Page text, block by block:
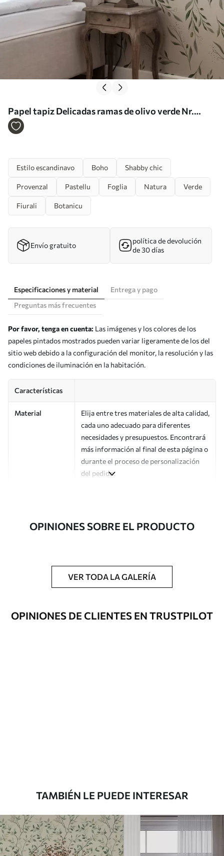
Papel tapiz Delicadas ramas de olivo verde Nr.
a00030
Estilo escandinavo Boho Shabby chic
Provenzal Pastellu Foglia Natura Verde
Fiurali Botanicu
Envío gratuito
política de devolución
de 30 días
Especificaciones y material
Entrega y pago
Preguntas más frecuentes
Por favor, tenga en cuenta: Las imágenes y los colores de los
papeles pintados mostrados pueden variar ligeramente de los del
sitio web debido a la configuración del monitor, la resolución y las
condiciones de iluminación en la habitación.
Características
Material
Elija entre tres materiales de alta calidad,
cada uno adecuado para diferentes
necesidades y presupuestos. Encontrará
más información al final de esta página o
durante el proceso de personalización
del pedido.
artículo
Impreso bajo pedido y entregado en
rollos de hasta 50 cm de ancho.
Opciones
adicionales
Disponible con recubrimiento de barniz
y/o adhesivo para empapelar.
91000
Premium
181666 .67109000.00 $/m²
OPINIONES SOBRE EL PRODUCTO
VER TODA LA GALERÍA
OPINIONES DE CLIENTES EN TRUSTPILOT
TAMBIÉN LE PUEDE INTERESAR